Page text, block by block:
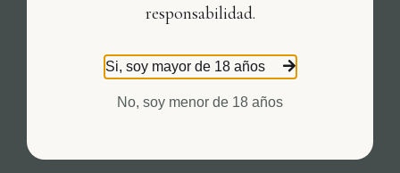
responsabilidad.
Si, soy mayor de 18 años
No, soy menor de 18 años